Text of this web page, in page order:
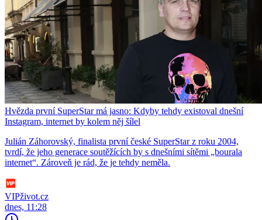
Hvězda první SuperStar má jasno: Kdyby tehdy existoval dnešní
Instagram, internet by kolem něj šílel
Julián Záhorovský, finalista první české SuperStar z roku 2004,
tvrdí, že jeho generace soutěžících by s dnešními sítěmi „bourala
internet“. Zároveň je rád, že je tehdy neměla.
VIPživot.cz
dnes, 11:28